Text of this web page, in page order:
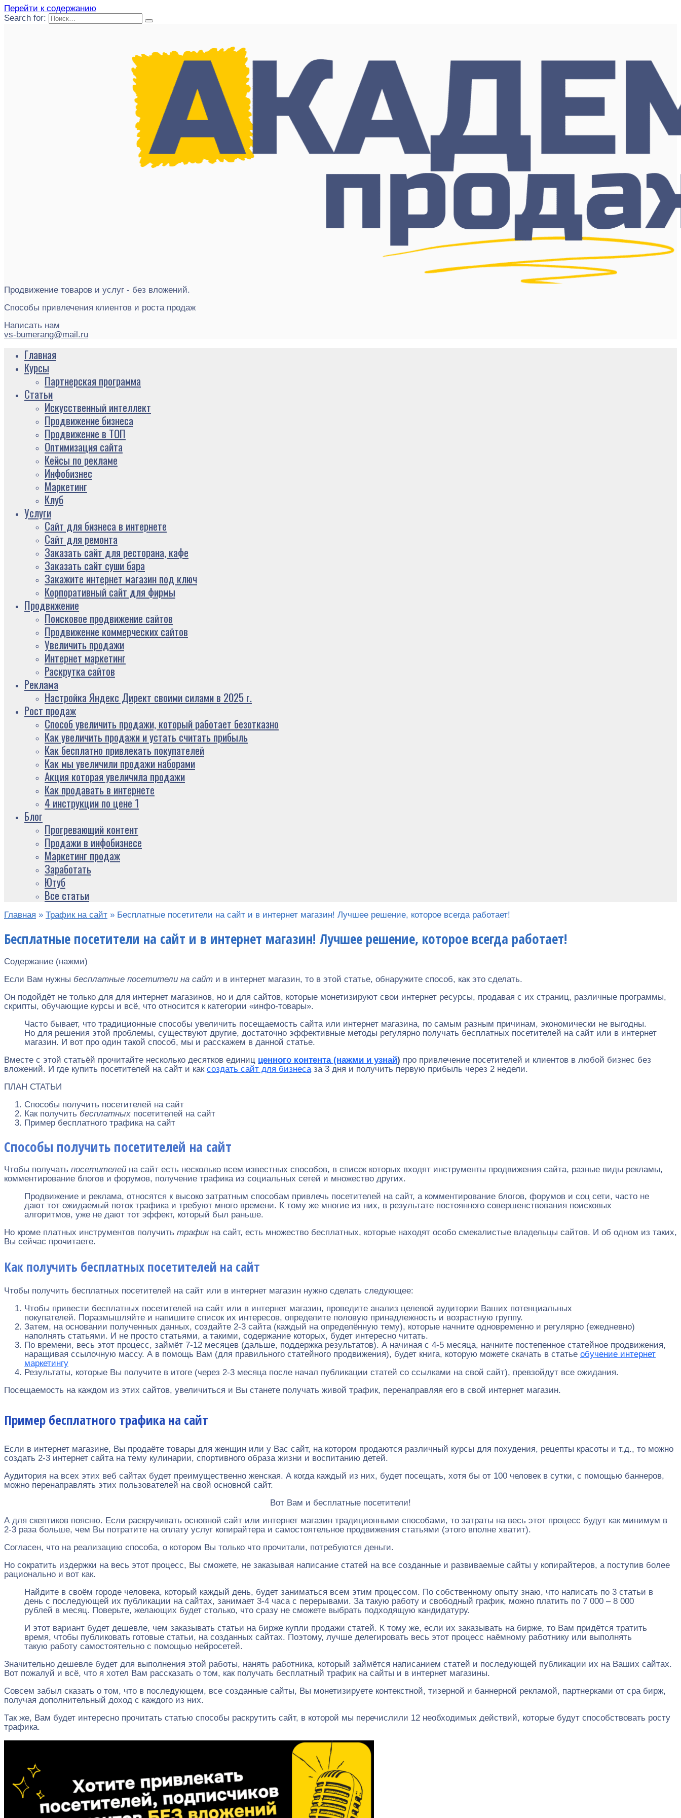
Перейти к содержанию
Search for:
Продвижение товаров и услуг - без вложений.
Способы привлечения клиентов и роста продаж
Написать нам
vs-bumerang@mail.ru
Главная
Курсы
Партнерская программа
Статьи
Искусственный интеллект
Продвижение бизнеса
Продвижение в ТОП
Оптимизация сайта
Кейсы по рекламе
Инфобизнес
Маркетинг
Клуб
Услуги
Сайт для бизнеса в интернете
Сайт для ремонта
Заказать сайт для ресторана, кафе
Заказать сайт суши бара
Закажите интернет магазин под ключ
Корпоративный сайт для фирмы
Продвижение
Поисковое продвижение сайтов
Продвижение коммерческих сайтов
Увеличить продажи
Интернет маркетинг
Раскрутка сайтов
Реклама
Настройка Яндекс Директ своими силами в 2025 г.
Рост продаж
Способ увеличить продажи, который работает безотказно
Как увеличить продажи и устать считать прибыль
Как бесплатно привлекать покупателей
Как мы увеличили продажи наборами
Акция которая увеличила продажи
Как продавать в интернете
4 инструкции по цене 1
Блог
Прогревающий контент
Продажи в инфобизнесе
Маркетинг продаж
Заработать
Ютуб
Все статьи
Главная » Трафик на сайт » Бесплатные посетители на сайт и в интернет магазин! Лучшее решение, которое всегда работает!
Бесплатные посетители на сайт и в интернет магазин! Лучшее решение, которое всегда работает!
Содержание (нажми)
Если Вам нужны бесплатные посетители на сайт и в интернет магазин, то в этой статье, обнаружите способ, как это сделать.
Он подойдёт не только для для интернет магазинов, но и для сайтов, которые монетизируют свои интернет ресурсы, продавая с их страниц, различные программы,
скрипты, обучающие курсы и всё, что относится к категории «инфо-товары».
Часто бывает, что традиционные способы увеличить посещаемость сайта или интернет магазина, по самым разным причинам, экономически не выгодны.
Но для решения этой проблемы, существуют другие, достаточно эффективные методы регулярно получать бесплатных посетителей на сайт или в интернет
магазин. И вот про один такой способ, мы и расскажем в данной статье.
Вместе с этой статьёй прочитайте несколько десятков единиц ценного контента (нажми и узнай) про привлечение посетителей и клиентов в любой бизнес без
вложений. И где купить посетителей на сайт и как создать сайт для бизнесаза 3 дня и получить первую прибыль через 2 недели.
ПЛАН СТАТЬИ
Способы получить посетителей на сайт
Как получить бесплатных посетителей на сайт
Пример бесплатного трафика на сайт
Способы получить посетителей на сайт
Чтобы получать посетителей на сайт есть несколько всем известных способов, в список которых входят инструменты продвижения сайта, разные виды рекламы,
комментирование блогов и форумов, получение трафика из социальных сетей и множество других.
Продвижение и реклама, относятся к высоко затратным способам привлечь посетителей на сайт, а комментирование блогов, форумов и соц сети, часто не
дают тот ожидаемый поток трафика и требуют много времени. К тому же многие из них, в результате постоянного совершенствования поисковых
алгоритмов, уже не дают тот эффект, который был раньше.
Но кроме платных инструментов получить трафикна сайт, есть множество бесплатных, которые находят особо смекалистые владельцы сайтов. И об одном из таких,
Вы сейчас прочитаете.
Как получить бесплатных посетителей на сайт
Чтобы получить бесплатных посетителей на сайт или в интернет магазин нужно сделать следующее:
Чтобы привести бесплатных посетителей на сайт или в интернет магазин, проведите анализ целевой аудитории Ваших потенциальных
покупателей. Поразмышляйте и напишите список их интересов, определите половую принадлежность и возрастную группу.
Затем, на основании полученных данных, создайте 2-3 сайта (каждый на определённую тему), которые начните одновременно и регулярно (ежедневно)
наполнять статьями. И не просто статьями, а такими, содержание которых, будет интересно читать.
По времени, весь этот процесс, займёт 7-12 месяцев (дальше, поддержка результатов). А начиная с 4-5 месяца, начните постепенное статейное продвижения,
наращивая ссылочную массу. А в помощь Вам (для правильного статейного продвижения), будет книга, которую можете скачать в статье обучение интернет
маркетингу
Результаты, которые Вы получите в итоге (через 2-3 месяца после начал публикации статей со ссылками на свой сайт), превзойдут все ожидания.
Посещаемость на каждом из этих сайтов, увеличиться и Вы станете получать живой трафик, перенаправляя его в свой интернет магазин.
Пример бесплатного трафика на сайт
Если в интернет магазине, Вы продаёте товары для женщин или у Вас сайт, на котором продаются различный курсы для похудения, рецепты красоты и т.д., то можно
создать 2-3 интернет сайта на тему кулинарии, спортивного образа жизни и воспитанию детей.
Аудитория на всех этих веб сайтах будет преимущественно женская. А когда каждый из них, будет посещать, хотя бы от 100 человек в сутки, с помощью баннеров,
можно перенаправлять этих пользователей на свой основной сайт.
Вот Вам и бесплатные посетители!
А для скептиков поясню. Если раскручивать основной сайт или интернет магазин традиционными способами, то затраты на весь этот процесс будут как минимум в
2-3 раза больше, чем Вы потратите на оплату услуг копирайтера и самостоятельное продвижения статьями (этого вполне хватит).
Согласен, что на реализацию способа, о котором Вы только что прочитали, потребуются деньги.
Но сократить издержки на весь этот процесс, Вы сможете, не заказывая написание статей на все созданные и развиваемые сайты у копирайтеров, а поступив более
рационально и вот как.
Найдите в своём городе человека, который каждый день, будет заниматься всем этим процессом. По собственному опыту знаю, что написать по 3 статьи в
день с последующей их публикации на сайтах, занимает 3-4 часа с перерывами. За такую работу и свободный график, можно платить по 7 000 – 8 000
рублей в месяц. Поверьте, желающих будет столько, что сразу не сможете выбрать подходящую кандидатуру.
И этот вариант будет дешевле, чем заказывать статьи на бирже купли продажи статей. К тому же, если их заказывать на бирже, то Вам придётся тратить
время, чтобы публиковать готовые статьи, на созданных сайтах. Поэтому, лучше делегировать весь этот процесс наёмному работнику или выполнять
такую работу самостоятельно с помощью нейросетей.
Значительно дешевле будет для выполнения этой работы, нанять работника, который займётся написанием статей и последующей публикации их на Ваших сайтах.
Вот пожалуй и всё, что я хотел Вам рассказать о том, как получать бесплатный трафик на сайты и в интернет магазины.
Совсем забыл сказать о том, что в последующем, все созданные сайты, Вы монетизируете контекстной, тизерной и баннерной рекламой, партнерками от cpa бирж,
получая дополнительный доход с каждого из них.
Так же, Вам будет интересно прочитать статью способы раскрутить сайт, в которой мы перечислили 12 необходимых действий, которые будут способствовать росту
трафика.